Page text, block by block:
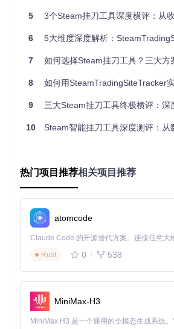
数据更新
<5分钟 15-
操作成功
响应速度
复杂度
零配置 中等
核心算法原理解析
实时数据采集：通过[scripts/
方法）剔除极端价格
趋势预测模型
小时价格走势预测
图：SteamTradingSiteTracker的分布式
构，实现多平台价格的实时同步与分析
场景适配：典型用户案例与工具
5 3个Steam挂刀工具深度横评：从收益稳定
6 5大维度深度解析：SteamTradingSiteTracker如
7 如何选择Steam挂刀工具？三大方案深度
8 如何用SteamTradingSiteTracker实现8.2%挂刀收
9 三大Steam挂刀工具终极横评：深度解析
10 Steam智能挂刀工具深度测评：从数据捕获到决
热门项目推荐相关项目推荐
atomcode
Rust
0 538
MiniMax-H3